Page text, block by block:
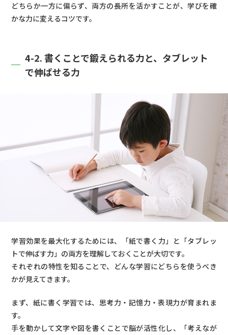
どちらか一方に偏らず、両方の長所を活かすことが、学びを確
かな力に変えるコツです。
4-2. 書くことで鍛えられる力と、タブレット
で伸ばせる力
学習効果を最大化するためには、「紙で書く力」と「タブレッ
トで伸ばす力」の両方を理解しておくことが大切です。
それぞれの特性を知ることで、どんな学習にどちらを使うべき
かが見えてきます。
まず、紙に書く学習では、思考力・記憶力・表現力が育まれま
す。
手を動かして文字や図を書くことで脳が活性化し、「考えなが